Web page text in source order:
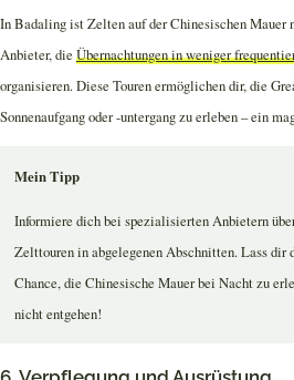
In Badaling ist Zelten auf der Chinesischen Mauer
Anbieter, die Übernachtungen in weniger
organisieren. Diese Touren ermöglichen dir, die
Sonnenaufgang oder -untergang zu erleben – ein
Mein Tipp
Informiere dich bei spezialisierten Anbietern
Zelttouren in abgelegenen Abschnitten. Lass dir
Chance, die Chinesische Mauer bei Nacht zu
nicht entgehen!